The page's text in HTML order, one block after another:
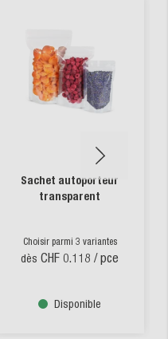
Sachet autoporteur
transparent
Choisir parmi 3 variantes
dès CHF 0.118 / pce
Disponible